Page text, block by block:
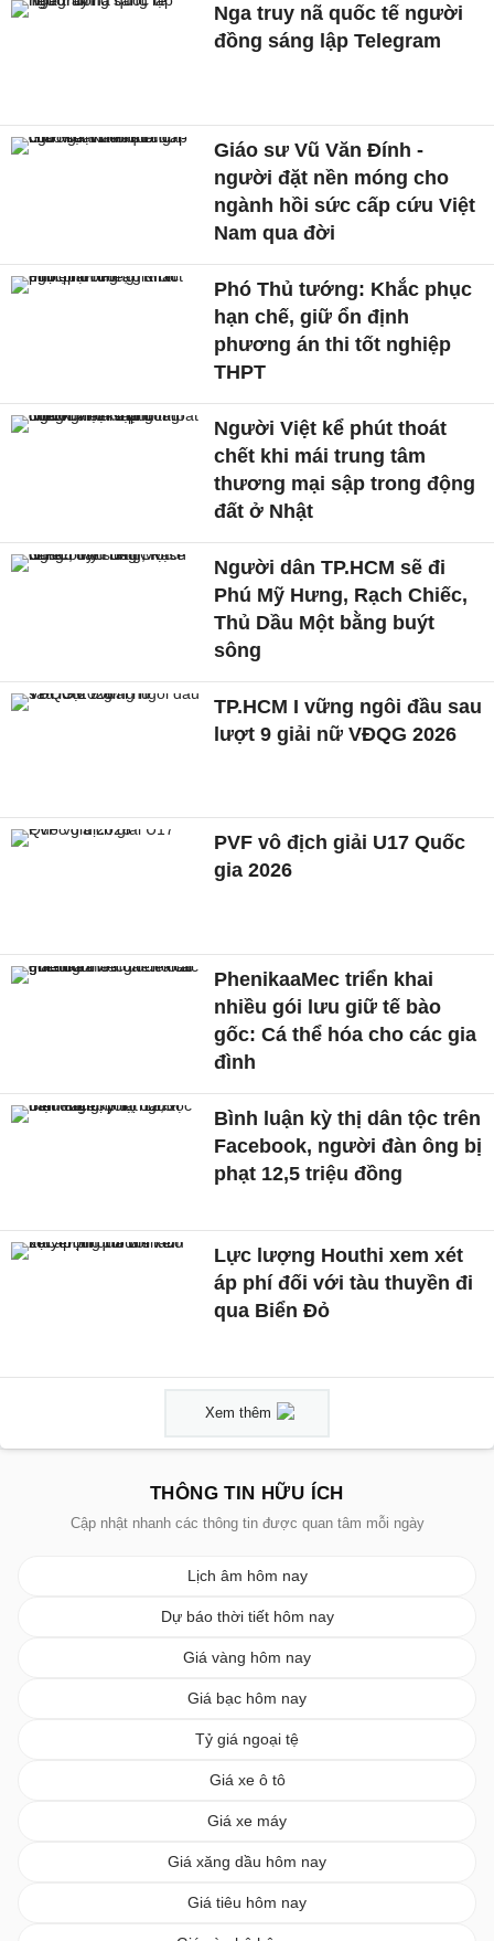
Nga truy nã quốc tế người
đồng sáng lập Telegram
Giáo sư Vũ Văn Đính -
người đặt nền móng cho
ngành hồi sức cấp cứu Việt
Nam qua đời
Phó Thủ tướng: Khắc phục
hạn chế, giữ ổn định
phương án thi tốt nghiệp
THPT
Người Việt kể phút thoát
chết khi mái trung tâm
thương mại sập trong động
đất ở Nhật
Người dân TP.HCM sẽ đi
Phú Mỹ Hưng, Rạch Chiếc,
Thủ Dầu Một bằng buýt
sông
TP.HCM I vững ngôi đầu sau
lượt 9 giải nữ VĐQG 2026
PVF vô địch giải U17 Quốc
gia 2026
PhenikaaMec triển khai
nhiều gói lưu giữ tế bào
gốc: Cá thể hóa cho các gia
đình
Bình luận kỳ thị dân tộc trên
Facebook, người đàn ông bị
phạt 12,5 triệu đồng
Lực lượng Houthi xem xét
áp phí đối với tàu thuyền đi
qua Biển Đỏ
Xem thêm
THÔNG TIN HỮU ÍCH
Cập nhật nhanh các thông tin được quan tâm mỗi ngày
Lịch âm hôm nay
Dự báo thời tiết hôm nay
Giá vàng hôm nay
Giá bạc hôm nay
Tỷ giá ngoại tệ
Giá xe ô tô
Giá xe máy
Giá xăng dầu hôm nay
Giá tiêu hôm nay